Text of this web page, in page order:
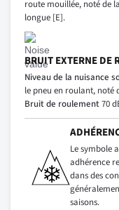
route mouillée, noté de
longue [E].
BRUIT EXTERNE DE
Niveau de la nuisance
le pneu en roulant, noté
Bruit de roulement70
Le symbole
adhérence
dans des
saisons.